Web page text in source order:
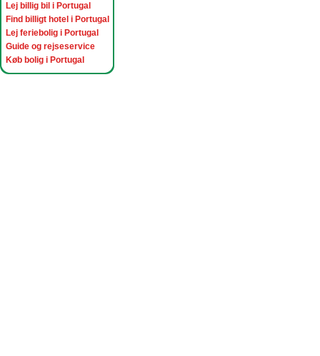
Lej billig bil i Portugal
Find billigt hotel i Portugal
Lej feriebolig i Portugal
Guide og rejseservice
Køb bolig i Portugal